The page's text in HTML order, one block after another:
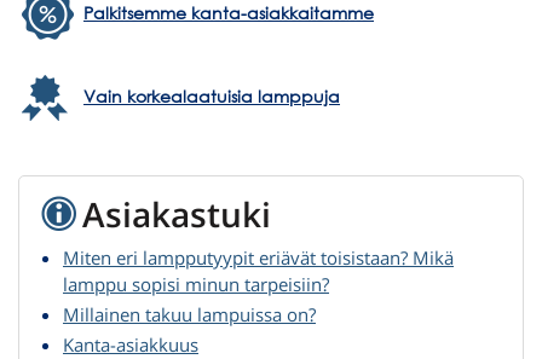
Palkitsemme kanta-asiakkaitamme
Vain korkealaatuisia lamppuja
Asiakastuki
Miten eri lampputyypit eriävät toisistaan? Mikä
lamppu sopisi minun tarpeisiin?
Millainen takuu lampuissa on?
Kanta-asiakkuus